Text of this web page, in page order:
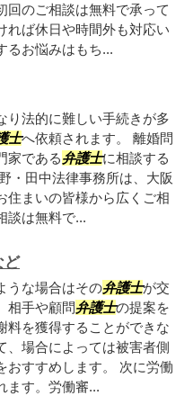
回のご相談は無料で承って
れば休日や時間外も対応い
るお悩みはもち...
り法的に難しい手続きが多
士へ依頼されます。 離婚問
家である弁護士に相談する
・田中法律事務所は、大阪
住まいの皆様から広くご相
談は無料で...
ど
うな場合はその弁護士が交
相手や顧問弁護士の提案を
料を獲得することができな
、場合によっては被害者側
おすすめします。 次に労働
ます。労働審...